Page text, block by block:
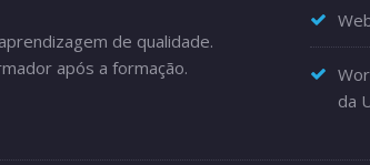
de qualidade.
após a formação.
da